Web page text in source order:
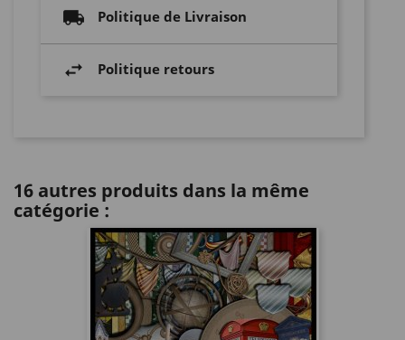
Politique de Livraison
Politique retours
16 autres produits dans la même
catégorie :